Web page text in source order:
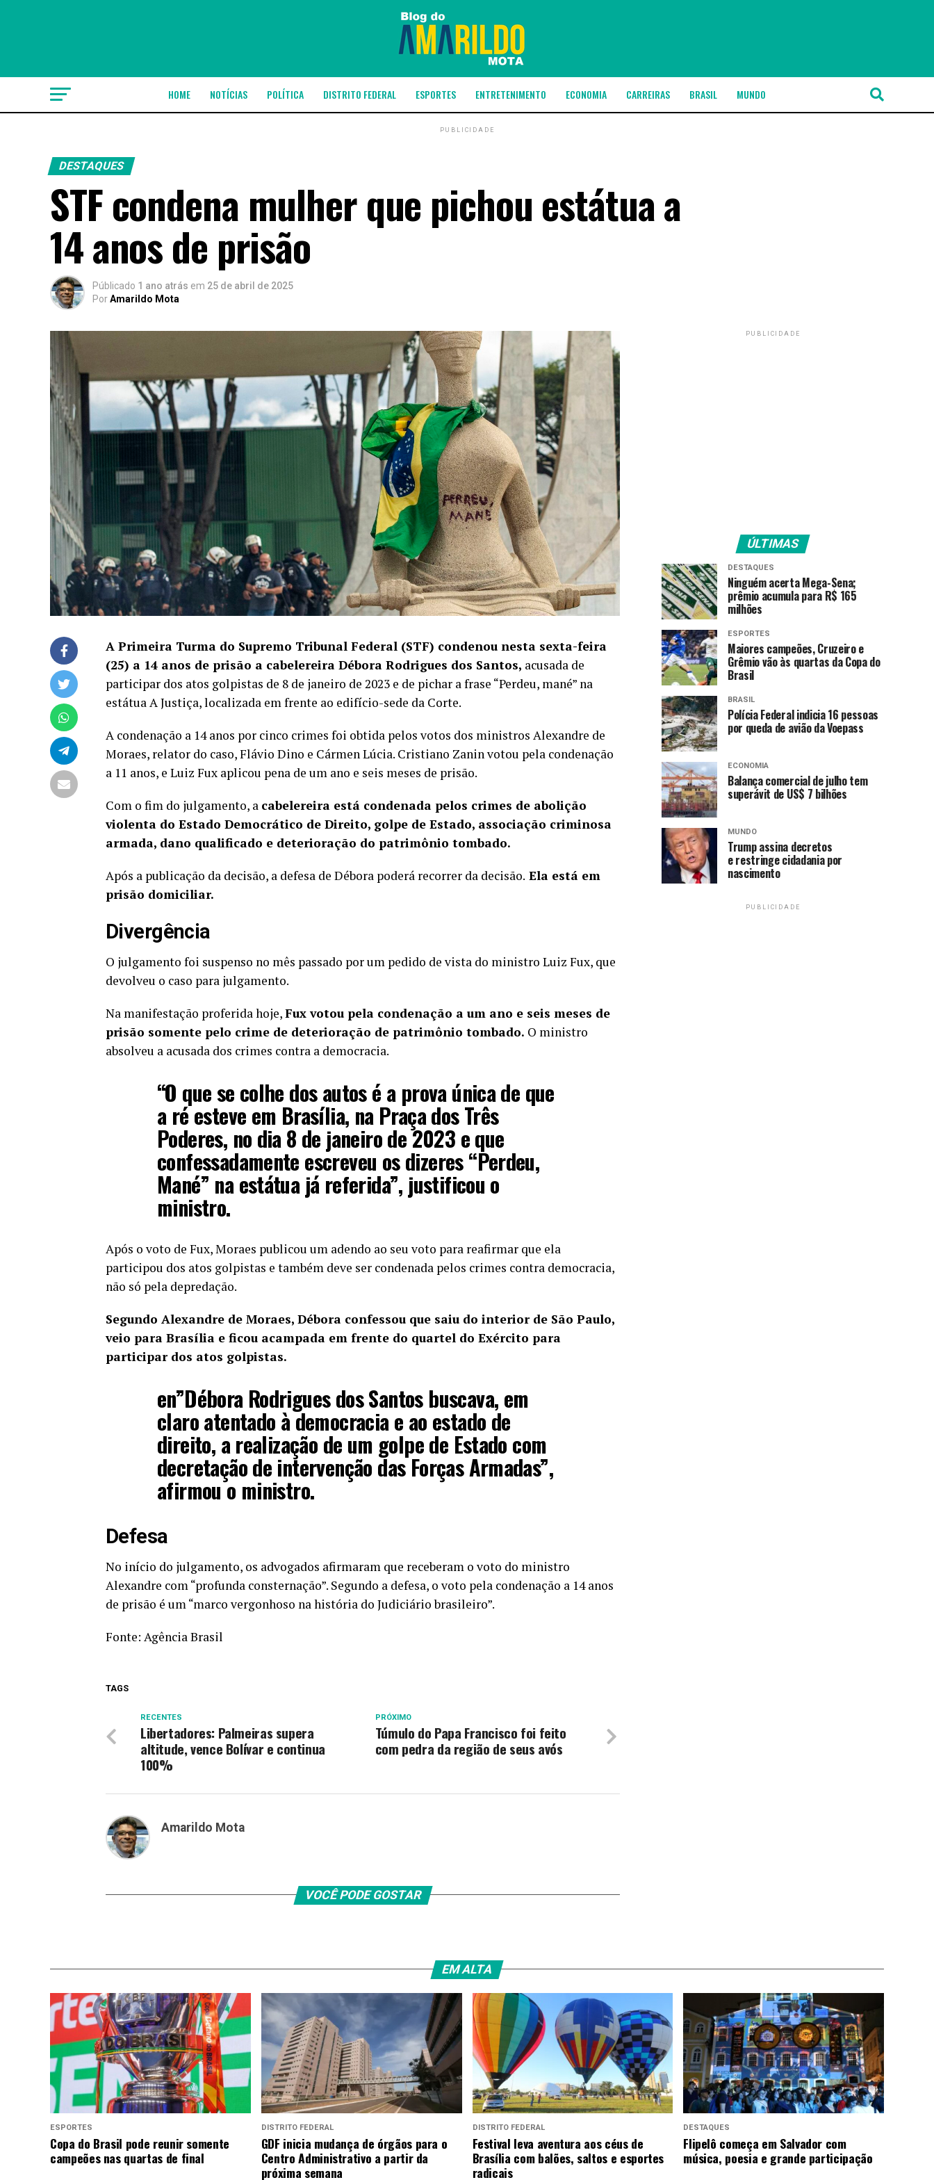
HOME NOTÍCIAS POLÍTICA DISTRITO FEDERAL ESPORTES ENTRETENIMENTO ECONOMIA CARREIRAS BRASIL MUNDO
PUBLICIDADE
DESTAQUES
STF condena mulher que pichou estátua a
14 anos de prisão
Públicado 1 ano atrás em 25 de abril de 2025
PorAmarildo Mota
A Primeira Turma do Supremo Tribunal Federal (STF) condenou nesta sexta-feira
(25) a 14 anos de prisão a cabelereira Débora Rodrigues dos Santos, acusada de
participar dos atos golpistas de 8 de janeiro de 2023 e de pichar a frase “Perdeu, mané” na
estátua A Justiça, localizada em frente ao edifício-sede da Corte.
A condenação a 14 anos por cinco crimes foi obtida pelos votos dos ministros Alexandre de
Moraes, relator do caso, Flávio Dino e Cármen Lúcia. Cristiano Zanin votou pela condenação
a 11 anos, e Luiz Fux aplicou pena de um ano e seis meses de prisão.
Com o fim do julgamento, a cabelereira está condenada pelos crimes de abolição
violenta do Estado Democrático de Direito, golpe de Estado, associação criminosa
armada, dano qualificado e deterioração do patrimônio tombado.
Após a publicação da decisão, a defesa de Débora poderá recorrer da decisão. Ela está em
prisão domiciliar.
Divergência
O julgamento foi suspenso no mês passado por um pedido de vista do ministro Luiz Fux, que
devolveu o caso para julgamento.
Na manifestação proferida hoje,Fux votou pela condenação a um ano e seis meses de
prisão somente pelo crime de deterioração de patrimônio tombado. O ministro
absolveu a acusada dos crimes contra a democracia.
“O que se colhe dos autos é a prova única de que
a ré esteve em Brasília, na Praça dos Três
Poderes, no dia 8 de janeiro de 2023 e que
confessadamente escreveu os dizeres “Perdeu,
Mané” na estátua já referida”, justificou o
ministro.
Após o voto de Fux, Moraes publicou um adendo ao seu voto para reafirmar que ela
participou dos atos golpistas e também deve ser condenada pelos crimes contra democracia,
não só pela depredação.
Segundo Alexandre de Moraes, Débora confessou que saiu do interior de São Paulo,
veio para Brasília e ficou acampada em frente do quartel do Exército para
participar dos atos golpistas.
en”Débora Rodrigues dos Santos buscava, em
claro atentado à democracia e ao estado de
direito, a realização de um golpe de Estado com
decretação de intervenção das Forças Armadas”,
afirmou o ministro.
Defesa
No início do julgamento, os advogados afirmaram que receberam o voto do ministro
Alexandre com “profunda consternação”. Segundo a defesa, o voto pela condenação a 14 anos
de prisão é um “marco vergonhoso na história do Judiciário brasileiro”.
Fonte: Agência Brasil
TAGS
PRÓXIMO
Túmulo do Papa Francisco foi feito
com pedra da região de seus avós
RECENTES
Libertadores: Palmeiras supera
altitude, vence Bolívar e continua
100%
Amarildo Mota
VOCÊ PODE GOSTAR
PUBLICIDADE
ÚLTIMAS
DESTAQUES
Ninguém acerta Mega-Sena;
prêmio acumula para R$ 165
milhões
ESPORTES
Maiores campeões, Cruzeiro e
Grêmio vão às quartas da Copa do
Brasil
BRASIL
Polícia Federal indicia 16 pessoas
por queda de avião da Voepass
ECONOMIA
Balança comercial de julho tem
superávit de US$ 7 bilhões
MUNDO
Trump assina decretos
e restringe cidadania por
nascimento
PUBLICIDADE
EM ALTA
ESPORTES
Copa do Brasil pode reunir somente
campeões nas quartas de final
DISTRITO FEDERAL
GDF inicia mudança de órgãos para o
Centro Administrativo a partir da
próxima semana
DISTRITO FEDERAL
Festival leva aventura aos céus de
Brasília com balões, saltos e esportes
radicais
DESTAQUES
Flipelô começa em Salvador com
música, poesia e grande participação